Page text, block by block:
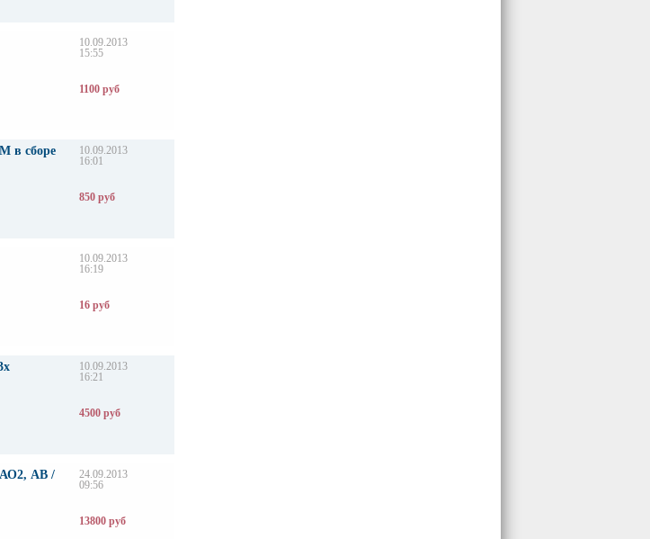
10.09.2013
15:55
1100 руб
в сборе
10.09.2013
16:01
850 руб
10.09.2013
16:19
16 руб
10.09.2013
16:21
4500 руб
АО2, АВ /
24.09.2013
09:56
13800 руб